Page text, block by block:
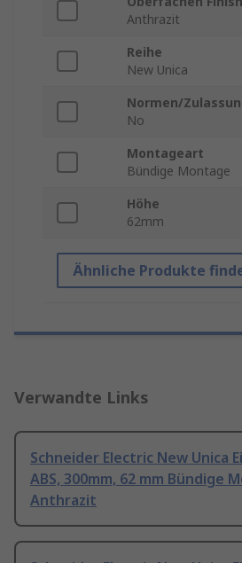
Anthrazit
Reihe
New Unica
Normen/
No
Montageart
Bündige Montage
Höhe
62mm
Ähnliche Produkte
Verwandte Links
Schneider Electric New Unica
ABS, 300mm, 62 mm Bündige
Anthrazit